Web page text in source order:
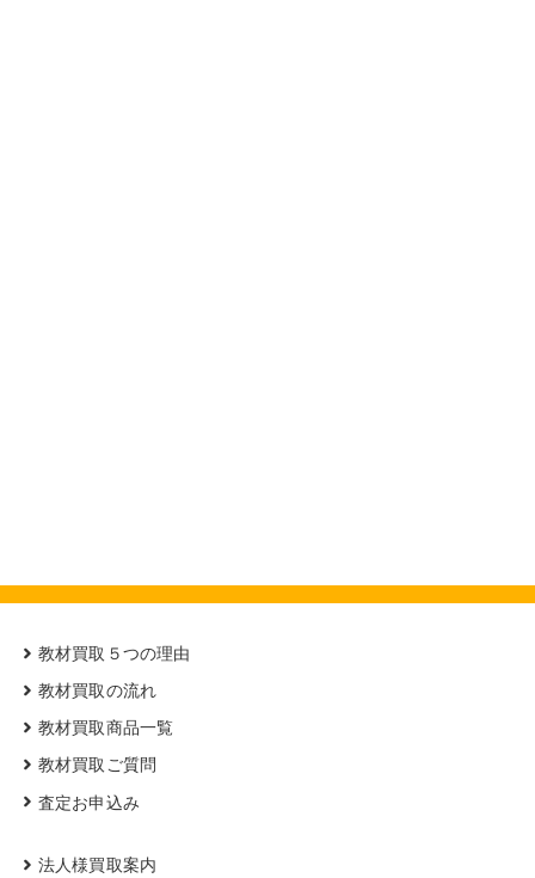
教材買取５つの理由
教材買取の流れ
教材買取商品一覧
教材買取ご質問
査定お申込み
法人様買取案内